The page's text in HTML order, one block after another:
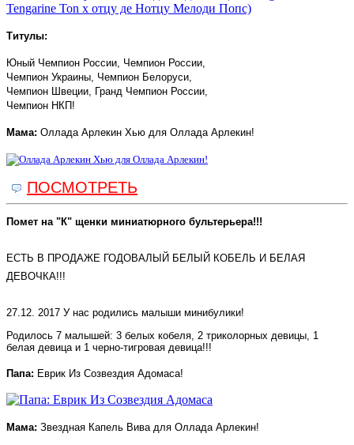
Титулы:
Юный Чемпион России, Чемпион России,
Чемпион Украины, Чемпион Белоруси,
Чемпион Швеции, Гранд Чемпион России,
Чемпион НКП!
Мама: Оллада Арлекин Хью для Оллада Арлекин!
ПОСМОТРЕТЬ
Помет на "К" щенки миниатюрного бультерьера!!!
ЕСТЬ В ПРОДАЖЕ ГОДОВАЛЫЙ БЕЛЫЙ КОБЕЛЬ И БЕЛАЯ
ДЕВОЧКА!!!
27.12. 2017 У нас родились малыши минибулики!
Родилось 7 малышей: 3 белых кобеля, 2 триколорных девицы, 1
белая девица и 1 черно-тигровая девица!!!
Папа: Еврик Из Созвездия Адомаса!
Мама: Звездная Капель Вива для Оллада Арлекин!